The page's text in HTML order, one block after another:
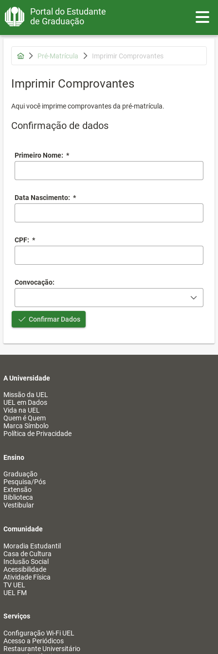
Portal do Estudante
de Graduação
Pré-Matrícula Imprimir Comprovantes
Imprimir Comprovantes
Aqui você imprime comprovantes da pré-matrícula.
Confirmação de dados
Primeiro Nome: *
Data Nascimento: *
CPF: *
Convocação:
Confirmar Dados
A Universidade
Missão da UEL
UEL em Dados
Vida na UEL
Quem é Quem
Marca Símbolo
Política de Privacidade
Ensino
Graduação
Pesquisa/Pós
Extensão
Biblioteca
Vestibular
Comunidade
Moradia Estudantil
Casa de Cultura
Inclusão Social
Acessibilidade
Atividade Física
TV UEL
UEL FM
Serviços
Configuração Wi-Fi UEL
Acesso a Periódicos
Restaurante Universitário